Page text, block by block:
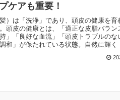
ケアも重要！
）は「洗浄」であり、頭皮の健康を育
頭皮の健康とは、「適正な皮脂バラン
」「良好な血流」「頭皮トラブルのな
和」が保たれている状態。自然に輝く